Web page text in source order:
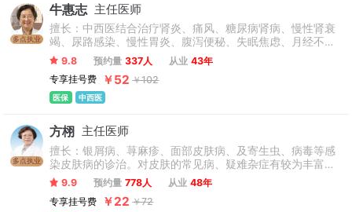
多点执业
牛惠志 主任医师
擅长：中西医结合治疗肾炎、痛风、糖尿病肾病、慢性肾衰
竭、尿路感染、慢性胃炎、腹泻便秘、失眠焦虑、月经不调
及湿疹、痤疮、荨麻疹、紫癜、银屑病、黄褐斑等慢性皮肤
病和恶性肿瘤术后的中医调治。
9.8 预约量 337人 从业 43年
专享挂号费
￥52 ￥102
医保 中西医
多点执业
方栩 主任医师
擅长：银屑病、荨麻疹、面部皮肤病、及寄生虫、病毒等感
染皮肤病的诊治。对皮肤的常见病、疑难杂症有较为丰富的
实践经验。
9.9 预约量 778人 从业 48年
专享挂号费
￥22 ￥72